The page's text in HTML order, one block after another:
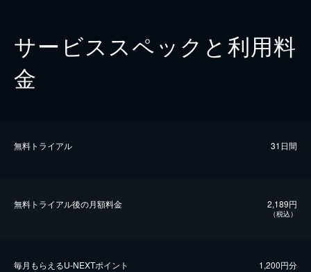
サービススペックと利用料
金
無料トライアル 31日間
無料トライアル後の⽉額料金 2,189円
（税込）
毎⽉もらえるU-NEXTポイント 1,200円分